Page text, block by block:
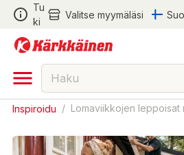
Tu
ki
Valitse myymäläsi
Inspiroidu / Lomaviikkojen